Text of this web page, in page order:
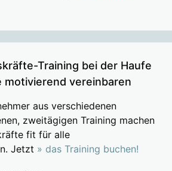
Training bei der Haufe
motivierend vereinbaren
aus verschiedenen
zweitägigen Training machen
fit für alle
Jetzt » das Training buchen!